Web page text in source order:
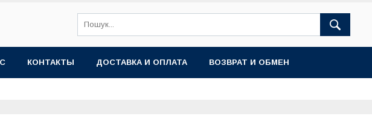
КОНТАКТЫ ДОСТАВКА И ОПЛАТА ВОЗВРАТ И ОБМЕН